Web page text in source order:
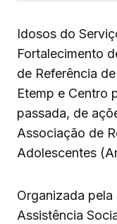
Idosos do
Fortalecimento
de Referência
Etemp e Centro
passada, de
Associação de
Adolescentes
Organizada
Assistência